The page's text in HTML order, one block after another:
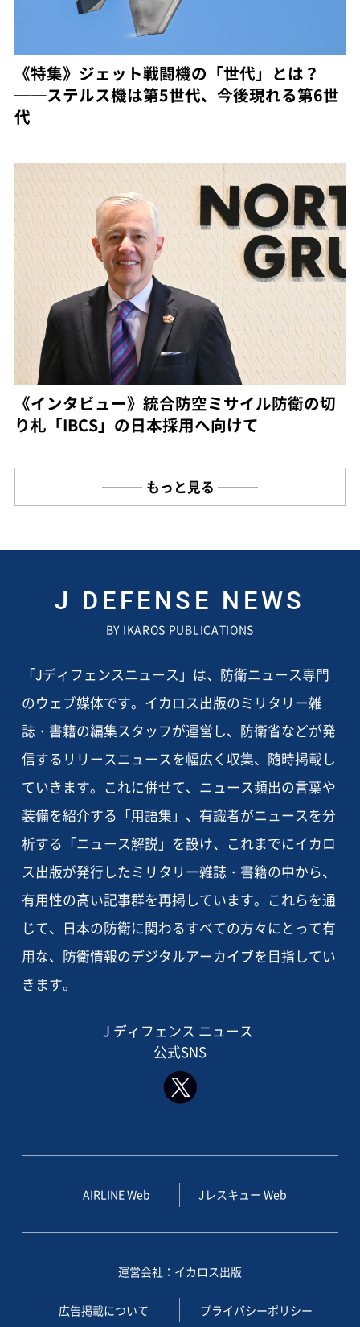
《特集》ジェット戦闘機の「世代」とは？
──ステルス機は第5世代、今後現れる第6世
代
《インタビュー》統合防空ミサイル防衛の切
り札「IBCS」の日本採用へ向けて
もっと見る
J DEFENSE NEWS
BY IKAROS PUBLICATIONS
「Jディフェンスニュース」は、防衛ニュース専門
のウェブ媒体です。イカロス出版のミリタリー雑
誌・書籍の編集スタッフが運営し、防衛省などが発
信するリリースニュースを幅広く収集、随時掲載し
ていきます。これに併せて、ニュース頻出の言葉や
装備を紹介する「用語集」、有識者がニュースを分
析する「ニュース解説」を設け、これまでにイカロ
ス出版が発行したミリタリー雑誌・書籍の中から、
有用性の高い記事群を再掲しています。これらを通
じて、日本の防衛に関わるすべての方々にとって有
用な、防衛情報のデジタルアーカイブを目指してい
きます。
J ディフェンス ニュース
公式SNS
AIRLINE Web Jレスキュー Web
運営会社：イカロス出版
広告掲載について プライバシーポリシー